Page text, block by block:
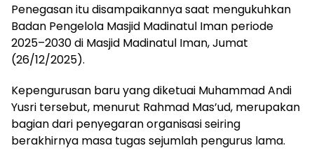
Penegasan itu disampaikannya saat mengukuhkan
Badan Pengelola Masjid Madinatul Iman periode
2025–2030 di Masjid Madinatul Iman, Jumat
(26/12/2025).
Kepengurusan baru yang diketuai Muhammad Andi
Yusri tersebut, menurut Rahmad Mas’ud, merupakan
bagian dari penyegaran organisasi seiring
berakhirnya masa tugas sejumlah pengurus lama.